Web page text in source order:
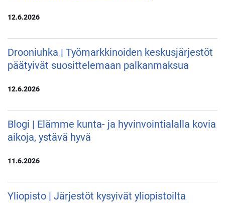
12.6.2026
Drooniuhka | Työmarkkinoiden keskusjärjestöt
päätyivät suosittelemaan palkanmaksua
12.6.2026
Blogi | Elämme kunta- ja hyvinvointialalla kovia
aikoja, ystävä hyvä
11.6.2026
Yliopisto | Järjestöt kysyivät yliopistoilta